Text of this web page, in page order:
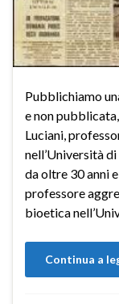
Pubblichiamo
e non
Luciani,
nell’Università
da oltre 30 anni
professore
bioetica
Continua a